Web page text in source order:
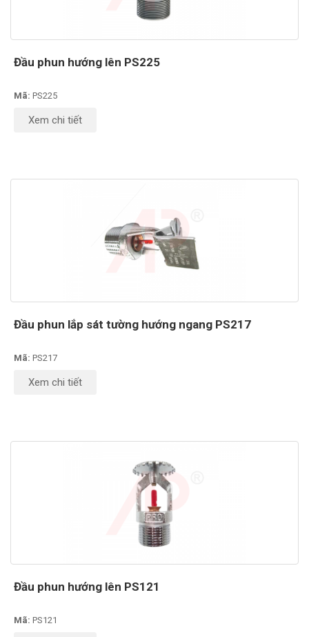
Đầu phun hướng lên PS225
Mã: PS225
Xem chi tiết
Đầu phun lắp sát tường hướng ngang PS217
Mã: PS217
Xem chi tiết
Đầu phun hướng lên PS121
Mã: PS121